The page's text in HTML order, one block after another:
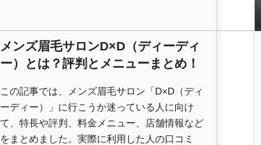
メンズ眉毛サロンD×D（ディーディ
ー）とは？評判とメニューまとめ！
この記事では、メンズ眉毛サロン「D×D（ディ
ーディー）」に行こうか迷っている人に向け
て、特長や評判、料金メニュー、店舗情報など
をまとめました。実際に利用した人の口コミ